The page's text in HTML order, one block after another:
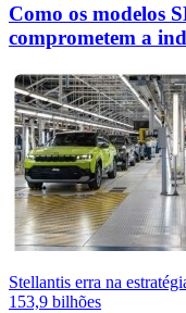
Como os modelos
comprometem a
Stellantis erra na
153,9 bilhões